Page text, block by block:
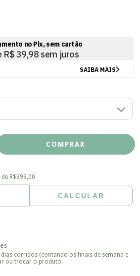
R$399,00
ALTERAR CEP
R$399,00
CALCULAR
dias corridos (contando os finais de semana e
ou trocar o produto.